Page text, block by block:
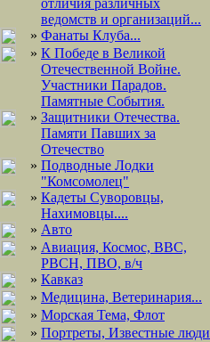
отличия различных
ведомств и организаций...
» Фанаты Клуба...
» К Победе в Великой
Отечественной Войне.
Участники Парадов.
Памятные События.
» Защитники Отечества.
Памяти Павших за
Отечество
» Подводные Лодки
"Комсомолец"
» Кадеты Суворовцы,
Нахимовцы....
» Авто
» Авиация, Космос, ВВС,
РВСН, ПВО, в/ч
» Кавказ
» Медицина, Ветеринария...
» Морская Тема, Флот
» Портреты, Известные люди